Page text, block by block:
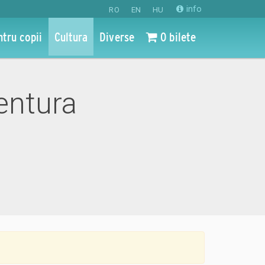
RO EN HU info
copii Cultura Diverse 0 bilete